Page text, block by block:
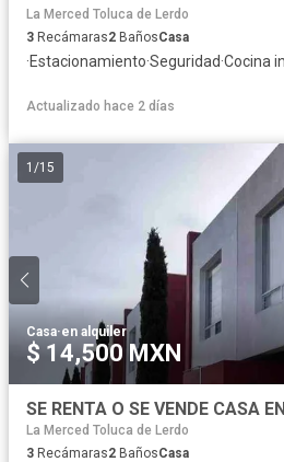
La Merced Toluca de Lerdo
3 Recámaras2 BañosCasa
·Estacionamiento·Seguridad·Cocina
Actualizado hace 2 días
1 /15
Casa·en alquiler
$ 14,500 MXN
La Merced Toluca de Lerdo
3 Recámaras2 BañosCasa